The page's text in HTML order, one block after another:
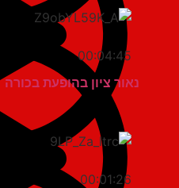
00:04:45
נאור ציון בהופעת בכורה
00:01:26